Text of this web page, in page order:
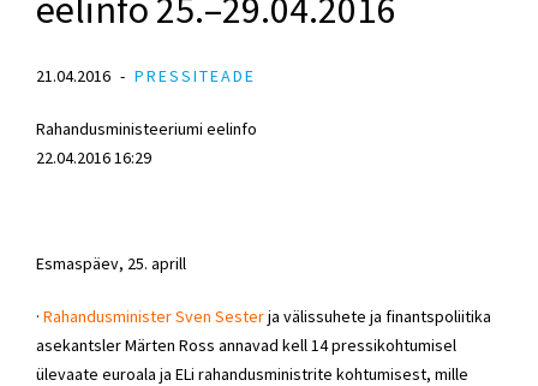
21.04.2016 PRESSITEADE
Rahandusministeeriumi eelinfo
22.04.2016 16:29
Esmaspäev, 25. aprill
· Rahandusminister Sven Sesterja välissuhete ja finantspoliitika
asekantsler Märten Ross annavad kell 14 pressikohtumisel
ülevaate euroala ja ELi rahandusministrite kohtumisest, mille